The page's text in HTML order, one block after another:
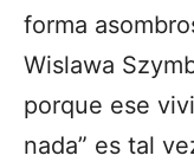
forma
Wislawa
porque ese
nada” es tal